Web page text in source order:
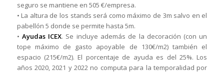
seguro se mantiene en 505 €/empresa.
• La altura de los stands será como máximo de 3m salvo en el
pabellón 5 donde se permite hasta 5m.
• Ayudas ICEX. Se incluye además de la decoración (con un
tope máximo de gasto apoyable de 130€/m2) también el
espacio (215€/m2). El porcentaje de ayuda es del 25%. Los
años 2020, 2021 y 2022 no computa para la temporalidad por